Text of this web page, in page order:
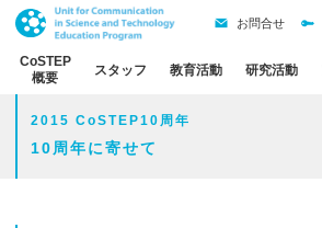
CoSTEP
概要
スタッフ 教育活動 研究活動
お問合せ
2015 CoSTEP10周年
10周年に寄せて